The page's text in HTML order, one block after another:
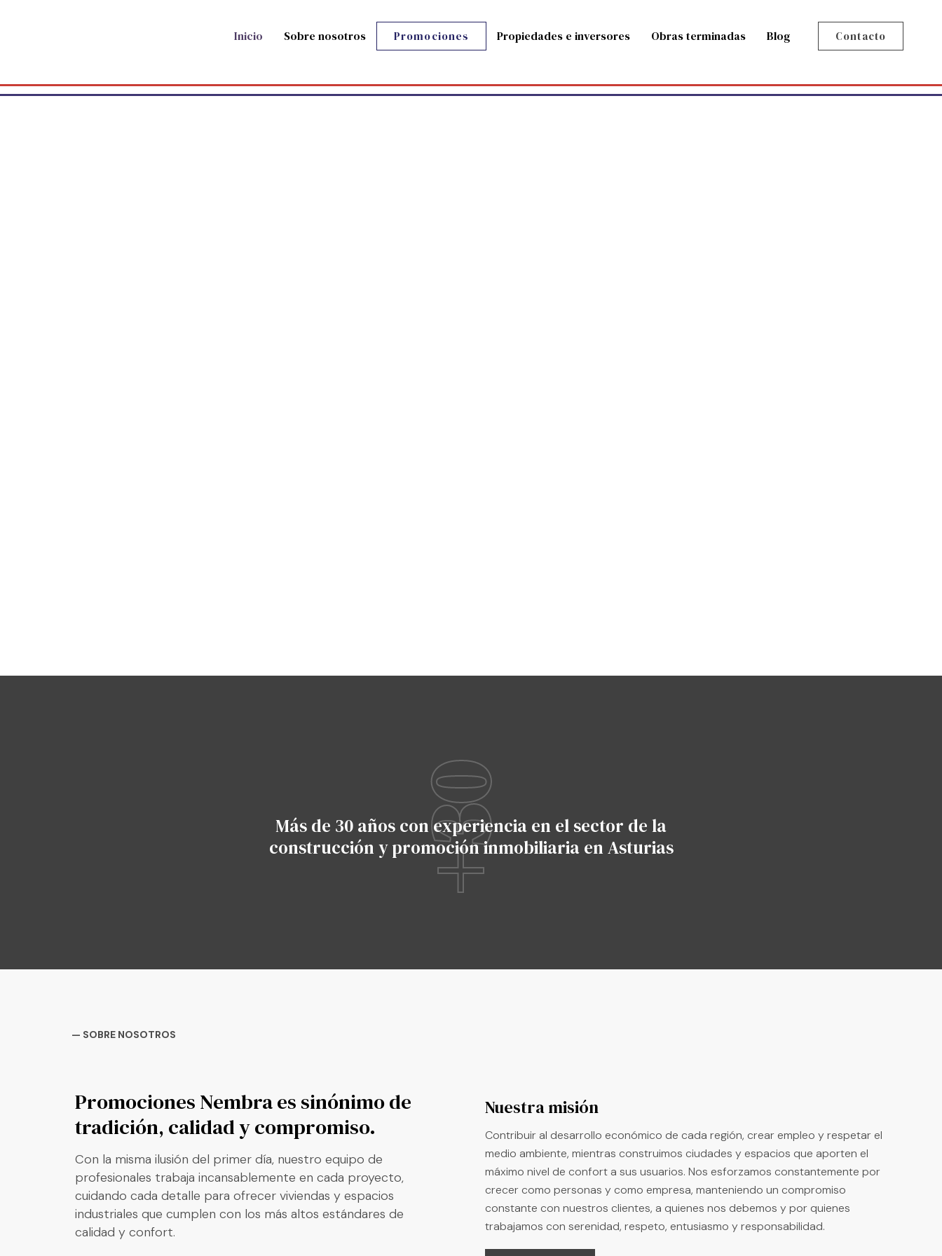
Inicio Sobre nosotros Promociones Propiedades e inversores Obras terminadas Blog Contacto
Más de 30 años con experiencia en el sector de la
construcción y promoción inmobiliaria en Asturias
+30
+30
— SOBRE NOSOTROS
Promociones Nembra es sinónimo de
tradición, calidad y compromiso.
Con la misma ilusión del primer día, nuestro equipo de
profesionales trabaja incansablemente en cada proyecto,
cuidando cada detalle para ofrecer viviendas y espacios
industriales que cumplen con los más altos estándares de
calidad y confort.
Nuestra misión
Contribuir al desarrollo económico de cada región, crear empleo y respetar el
medio ambiente, mientras construimos ciudades y espacios que aporten el
máximo nivel de confort a sus usuarios. Nos esforzamos constantemente por
crecer como personas y como empresa, manteniendo un compromiso
constante con nuestros clientes, a quienes nos debemos y por quienes
trabajamos con serenidad, respeto, entusiasmo y responsabilidad.